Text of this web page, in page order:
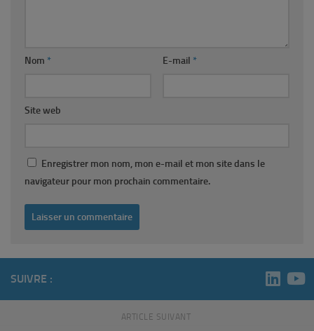
Nom * E-mail *
Site web
Enregistrer mon nom, mon e-mail et mon site dans le
navigateur pour mon prochain commentaire.
SUIVRE :
ARTICLE SUIVANT